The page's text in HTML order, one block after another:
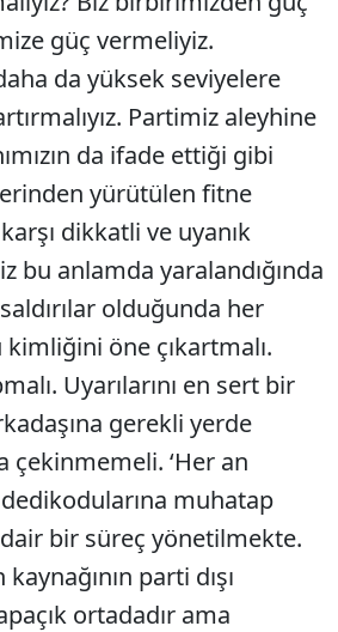
güç vermeliyiz.
da yüksek seviyelere
Partimiz aleyhine
da ifade ettiği gibi
yürütülen fitne
dikkatli ve uyanık
bu anlamda yaralandığında
olduğunda her
öne çıkartmalı.
Uyarılarını en sert bir
gerekli yerde
çekinmemeli. ‘Her an
muhatap
bir süreç yönetilmekte.
parti dışı
ortadadır ama